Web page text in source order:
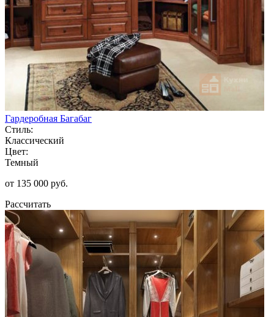
Гардеробная Багабаг
Стиль:
Классический
Цвет:
Темный
от 135 000 руб.
Рассчитать